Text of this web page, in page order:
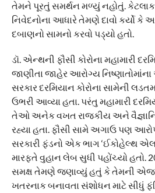
તેમને પૂરતું સમર્થન મળ્યું નહોતું.
નિવેદનોના આધારે તેમણે દાવો કર્યો કે
દબાણનો સામનો કરવો પડ્યો હતો.
ડૉ. એન્થની ફૌસી કોરોના મહામારી
જાણીતા જાહેર આરોગ્ય
સરકાર દરમિયાન કોરોના સામેની
ઉભરી આવ્યા હતા. પરંતુ મહામારી
તેઓ અનેક વખત રાજકીય અને વૈજ્ઞાનિક
રહ્યા હતા. ફૌસી સામે અગાઉ પણ
સરકારી ફંડનો એક ભાગ ‘ઈકોહેલ્થ
મારફતે વુહાન લેબ સુધી પહોંચ્યો હતો.
સમક્ષ તેમણે જણાવ્યું હતું કે તેમની
ખતરનાક બનાવતા સંશોધન માટે સીધું